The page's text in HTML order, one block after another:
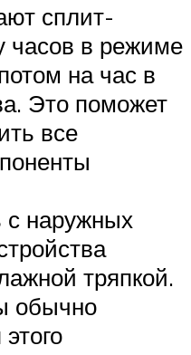
сплит-
часов в режиме
на час в
Это поможет
все
наружных
тряпкой.
обычно